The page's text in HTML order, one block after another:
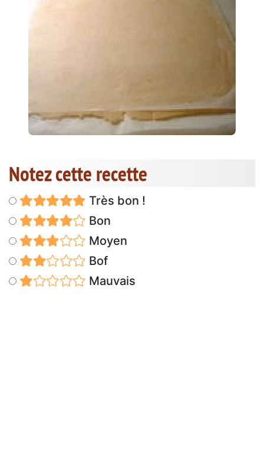
Notez cette recette
Très bon !
Bon
Moyen
Bof
Mauvais